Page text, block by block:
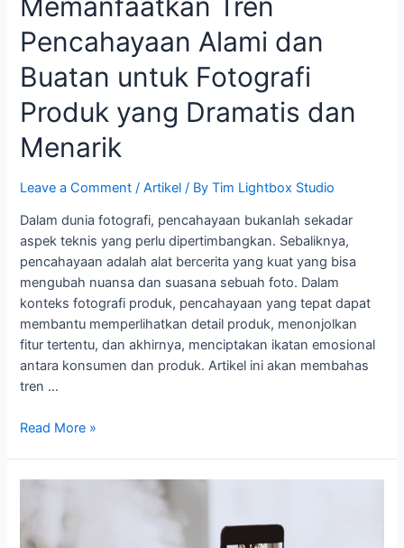
Pencahayaan Alami dan
Buatan untuk Fotografi
Produk yang Dramatis dan
Menarik
Leave a Comment /Artikel / ByTim Lightbox Studio
Dalam dunia fotografi, pencahayaan bukanlah sekadar
aspek teknis yang perlu dipertimbangkan. Sebaliknya,
pencahayaan adalah alat bercerita yang kuat yang bisa
mengubah nuansa dan suasana sebuah foto. Dalam
konteks fotografi produk, pencahayaan yang tepat dapat
membantu memperlihatkan detail produk, menonjolkan
fitur tertentu, dan akhirnya, menciptakan ikatan emosional
antara konsumen dan produk. Artikel ini akan membahas
tren …
Read More »